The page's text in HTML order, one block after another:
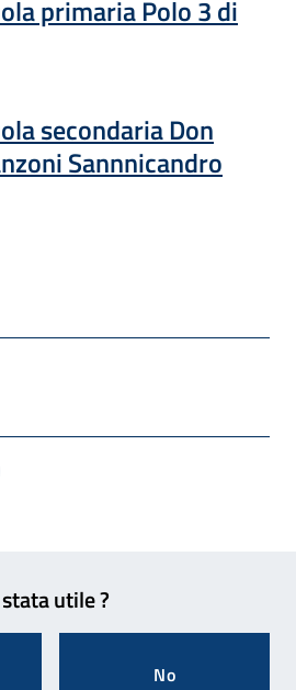
primaria Polo 3 di
una nuova finestra
secondaria Don
Sannnicandro
una nuova finestra
- Sito esterno - Apertura in
- Apertura in nuova finestra
apre il programma di posta
pagina: scelta meno
utile ?
No